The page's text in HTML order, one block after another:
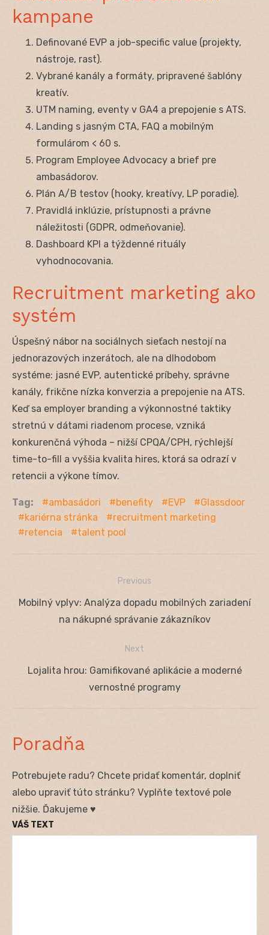
kampane
Definované EVP a job-specific value (projekty,
nástroje, rast).
Vybrané kanály a formáty, pripravené šablóny
kreatív.
UTM naming, eventy v GA4 a prepojenie s ATS.
Landing s jasným CTA, FAQ a mobilným
formulárom < 60 s.
Program Employee Advocacy a brief pre
ambasádorov.
Plán A/B testov (hooky, kreatívy, LP poradie).
Pravidlá inklúzie, prístupnosti a právne
náležitosti (GDPR, odmeňovanie).
Dashboard KPI a týždenné rituály
vyhodnocovania.
Recruitment marketing ako
systém
Úspešný nábor na sociálnych sieťach nestojí na
jednorazových inzerátoch, ale na dlhodobom
systéme: jasné EVP, autentické príbehy, správne
kanály, frikčne nízka konverzia a prepojenie na ATS.
Keď sa employer branding a výkonnostné taktiky
stretnú v dátami riadenom procese, vzniká
konkurenčná výhoda – nižší CPQA/CPH, rýchlejší
time-to-fill a vyššia kvalita hires, ktorá sa odrazí v
retencii a výkone tímov.
Tag: ambasádori benefity EVP
Glassdoor
kariérna stránka
recruitment marketing
retencia
talent pool
Navigácia
Previous
Previous
Mobilný vplyv: Analýza dopadu mobilných zariadení
na nákupné správanie zákazníkov
Next
Next
Lojalita hrou: Gamifikované aplikácie a moderné
vernostné programy
Poradňa
Potrebujete radu? Chcete pridať komentár, doplniť
alebo upraviť túto stránku? Vyplňte textové pole
nižšie. Ďakujeme ♥
VÁŠ TEXT